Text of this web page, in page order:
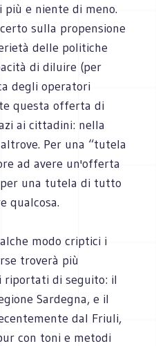
e niente di meno.
sulla propensione
delle politiche
di diluire (per
degli operatori
questa offerta di
ai cittadini: nella
Per una “tutela
ad avere un'offerta
per una tutela di tutto
qualcosa.
modo criptici i
troverà più
riportati di seguito: il
Sardegna, e il
dal Friuli,
con toni e metodi